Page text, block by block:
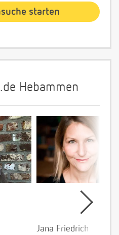
Hebammen
Jana Friedrich